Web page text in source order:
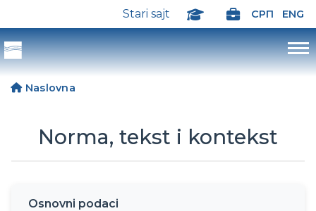
Stari sajt СРП ENG
Naslovna
Norma, tekst i kontekst
Osnovni podaci